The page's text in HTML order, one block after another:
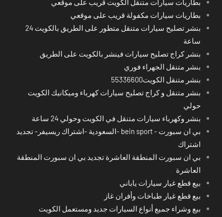
بطاريات سيارات متنقل الكويت قريب على موقعي
بطاريات سيارات مكفولة قريب على موقعي
بنشر تصليح سيارات متنقل متطور على الطريق بالكويت 24
ساعة
بنشر كراج تصليح سيارات فينشر بالكويت على الطريق
بنشر متنقل الجهراء فوري
بنشر متنقل الكويت55336600
بنشر متنقل و كراج تصليح سيارات كهرباء وميكانيك الكويت
حولي
بنشر وكهرباء سيارات متنقل في الكويت وحولي 24 ساعة
بي ان سبورت - bein sport -السعودية -اشتراك ريسيفر- تجديد
اشتراك
بي ان سبورت المنطقة العاشرة تجديد بي ان سبورت المنطقة
العاشرة
بيع قطع غيار سيارات ياباني
بيع قطع غيار طباخات وأفران غاز
بيع وشراء جميع أنواع السيارات جديد ومستعمل الكويت